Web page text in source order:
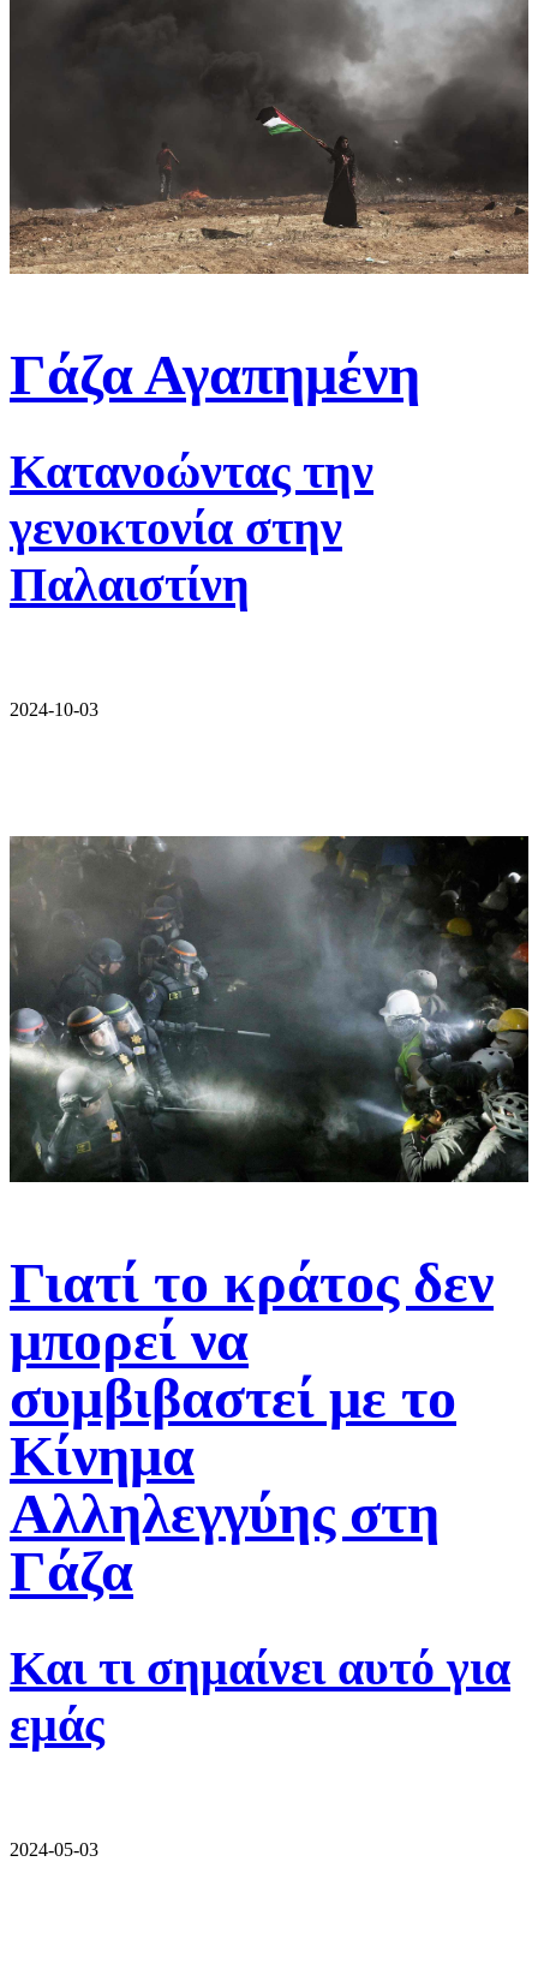
Γάζα Αγαπημένη
Κατανοώντας την
γενοκτονία στην
Παλαιστίνη
2024-10-03
Γιατί το κράτος δεν
μπορεί να
συμβιβαστεί με το
Κίνημα
Αλληλεγγύης στη
Γάζα
Και τι σημαίνει αυτό για
εμάς
2024-05-03